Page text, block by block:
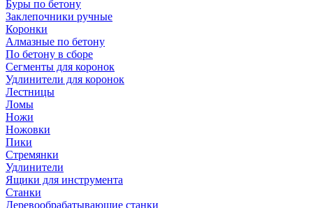
Буры по бетону
Заклепочники ручные
Коронки
Алмазные по бетону
По бетону в сборе
Сегменты для коронок
Удлинители для коронок
Лестницы
Ломы
Ножи
Ножовки
Пики
Стремянки
Удлинители
Ящики для инструмента
Станки
Деревообрабатывающие станки